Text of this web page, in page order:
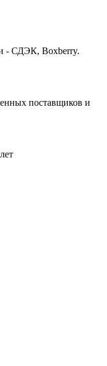
- СДЭК, Boxberry.
поставщиков и